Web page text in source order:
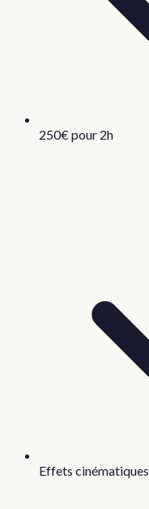
250€ pour 2h
Effets cinématiques